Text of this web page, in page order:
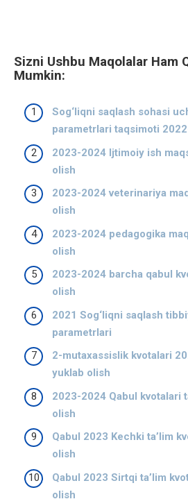
Sizni Ushbu Maqolalar Ham
Mumkin:
Sog‘liqni saqlash sohasi
parametrlari taqsimoti
2023-2024 Ijtimoiy ish
olish
2023-2024 veterinariya
olish
2023-2024 pedagogika
olish
2023-2024 barcha qabul
olish
2021 Sog‘liqni saqlash
parametrlari
2-mutaxassislik kvotalari
yuklab olish
2023-2024 Qabul kvotalari
olish
Qabul 2023 Kechki ta’lim
olish
Qabul 2023 Sirtqi ta’lim
olish